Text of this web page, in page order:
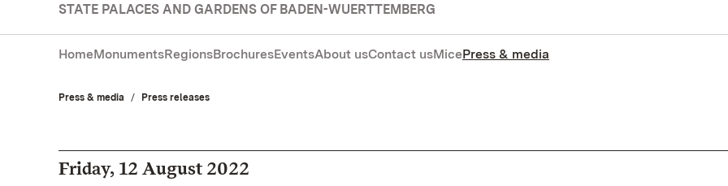
STATE PALACES AND GARDENS OF BADEN-WUERTTEMBERG
HomeMonumentsRegionsBrochuresEventsAbout usContact usMicePress & media
Press & media Press releases
Friday, 12 August 2022